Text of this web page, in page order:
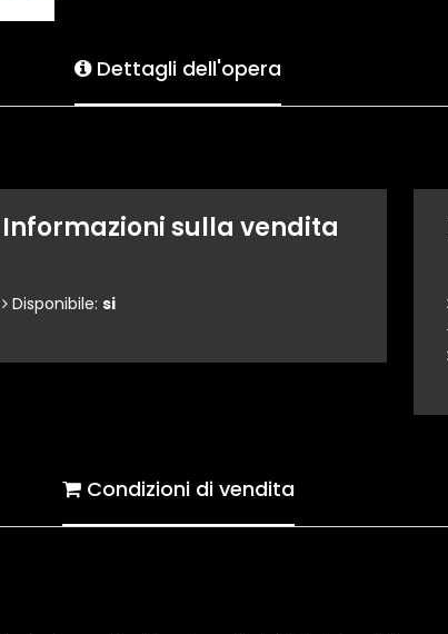
Dettagli dell'opera
Informazioni sulla vendita
Disponibile: si
Condizioni di vendita